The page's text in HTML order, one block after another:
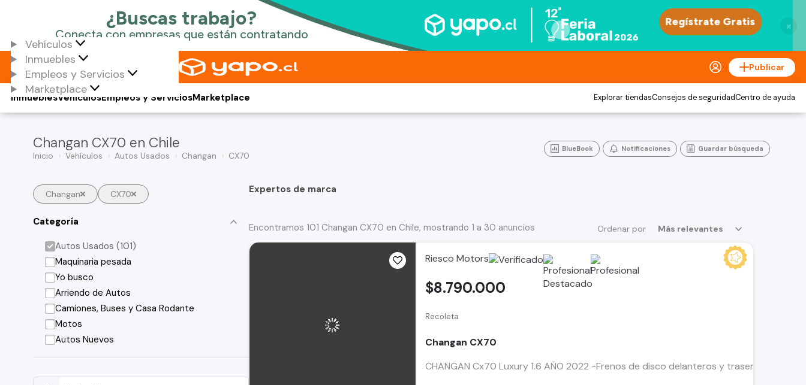
×
Vehículos
Inmuebles
Empleos y Servicios
Marketplace
Publicar
Vehículos
Inmuebles Empleos y ServiciosMarketplace Explorar tiendasConsejos de seguridadCentro de ayuda
Changan CX70 en Chile
Inicio Vehículos Autos Usados Changan CX70
BlueBook Notificaciones Guardar búsqueda
Changan CX70
Categoría
Autos Usados (101)
Maquinaria pesada
Yo busco
Arriendo de Autos
Camiones, Buses y Casa Rodante
Motos
Autos Nuevos
Expertos de marca
Ordenar por Más relevantes
Encontramos 101 Changan CX70 en Chile, mostrando 1 a 30 anuncios
Riesco Motors
Recoleta
Changan CX70
CHANGAN Cx70 Luxury 1.6 AÑO 2022 -Frenos de disco delanteros y traseros con
$8.790.000